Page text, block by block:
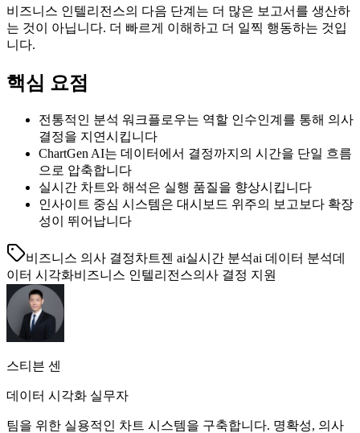
비즈니스 인텔리전스의 다음 단계는 더 많은 보고서를 생산하
는 것이 아닙니다. 더 빠르게 이해하고 더 일찍 행동하는 것입
니다.
핵심 요점
전통적인 분석 워크플로우는 역할 인수인계를 통해 의사
결정을 지연시킵니다
ChartGen AI는 데이터에서 결정까지의 시간을 단일 흐름
으로 압축합니다
실시간 차트와 해석은 실행 품질을 향상시킵니다
인사이트 중심 시스템은 대시보드 위주의 보고보다 확장
성이 뛰어납니다
비즈니스 의사 결정차트젠 ai실시간 분석ai 데이터 분석데
이터 시각화비즈니스 인텔리전스의사 결정 지원
스티븐 센
데이터 시각화 실무자
팀을 위한 실용적인 차트 시스템을 구축합니다. 명확성, 의사